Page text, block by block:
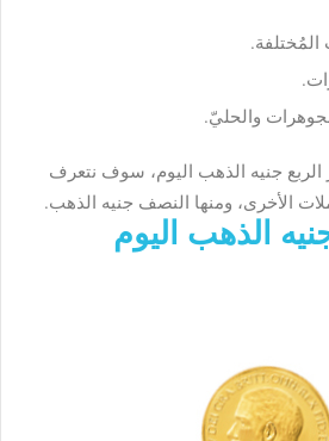
جنيه الذهب اليوم، سوف نتعرف
الأخرى، ومنها النصف جنيه الذهب.
الذهب اليوم